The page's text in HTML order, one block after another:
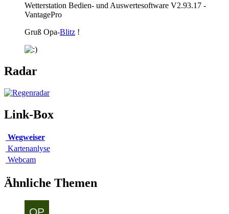
Wetterstation Bedien- und Auswertesoftware V2.93.17 -
VantagePro
Gruß Opa-Blitz !
Radar
Link-Box
Wegweiser
Kartenanlyse
Webcam
Ähnliche Themen